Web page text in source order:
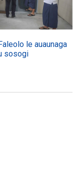
le auaunaga
sosogi